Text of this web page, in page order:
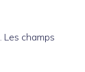
Les champs